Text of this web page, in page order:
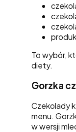
To wybór,
diety.
Gorzka
Czekolady
menu.
w wersji